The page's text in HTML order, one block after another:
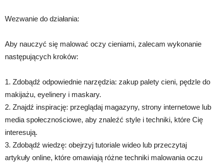
Wezwanie do działania:
Aby nauczyć się malować oczy cieniami, zalecam wykonanie
następujących kroków:
1. Zdobądź odpowiednie narzędzia: zakup palety cieni, pędzle do
makijażu, eyelinery i maskary.
2. Znajdź inspirację: przeglądaj magazyny, strony internetowe lub
media społecznościowe, aby znaleźć style i techniki, które Cię
interesują.
3. Zdobądź wiedzę: obejrzyj tutoriale wideo lub przeczytaj
artykuły online, które omawiają różne techniki malowania oczu